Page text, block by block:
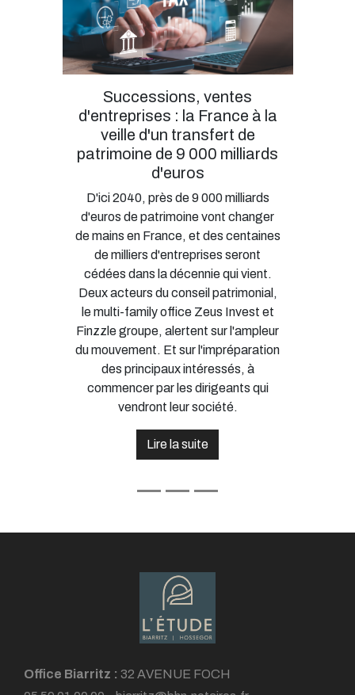
Successions, ventes
d'entreprises : la France à la
veille d'un transfert de
patrimoine de 9 000 milliards
d'euros
D'ici 2040, près de 9 000 milliards
d'euros de patrimoine vont changer
de mains en France, et des centaines
de milliers d'entreprises seront
cédées dans la décennie qui vient.
Deux acteurs du conseil patrimonial,
le multi-family office Zeus Invest et
Finzzle groupe, alertent sur l'ampleur
du mouvement. Et sur l'impréparation
des principaux intéressés, à
commencer par les dirigeants qui
vendront leur société.
Lire la suite
Office Biarritz : 32 AVENUE FOCH